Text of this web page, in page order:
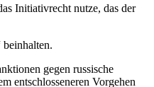
Initiativrecht nutze, das der
gegen russische
entschlosseneren Vorgehen